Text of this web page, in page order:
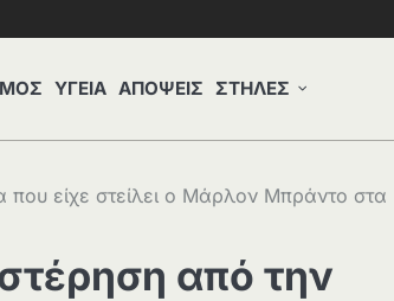
ΥΓΕΙΑ ΑΠΟΨΕΙΣ ΣΤΗΛΕΣ
που είχε στείλει ο Μάρλον Μπράντο στα
από την